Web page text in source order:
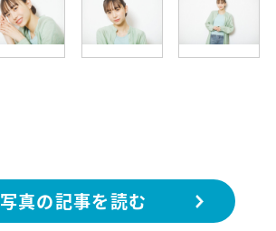
写真の記事を読む